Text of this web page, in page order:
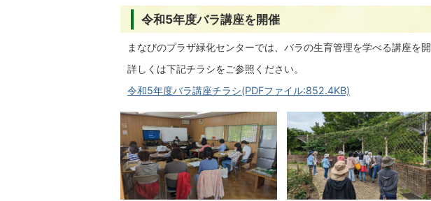
令和5年度バラ講座を開催
まなびのプラザ緑化センターでは、バラの生育管理を学べる講座を開
詳しくは下記チラシをご参照ください。
令和5年度バラ講座チラシ(PDFファイル:852.4KB)